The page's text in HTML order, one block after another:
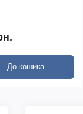
До кошика